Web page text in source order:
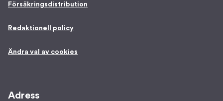
Försäkringsdistribution
Redaktionell policy
Ändra val av cookies
Adress